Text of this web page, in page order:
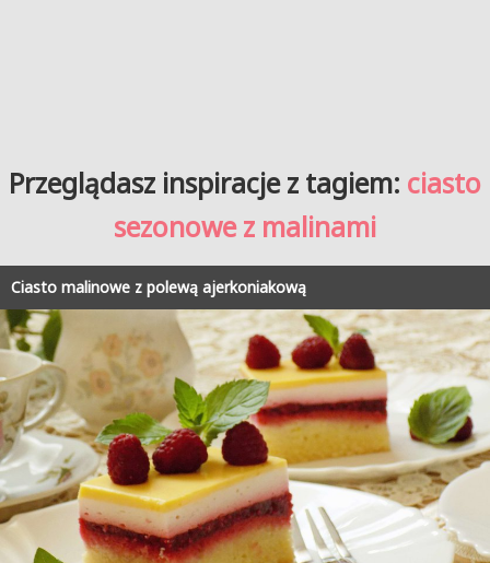
Przeglądasz inspiracje z tagiem: ciasto
sezonowe z malinami
Ciasto malinowe z polewą ajerkoniakową